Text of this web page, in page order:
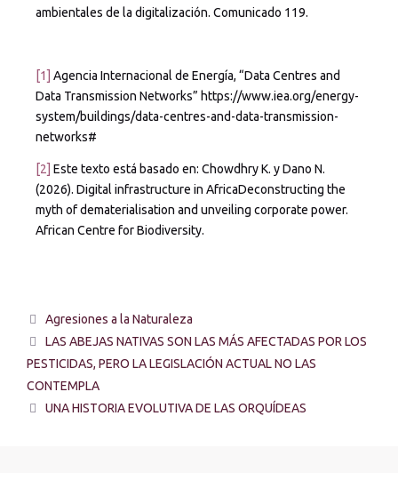
ambientales de la digitalización. Comunicado 119.
[1] Agencia Internacional de Energía, “Data Centres and
Data Transmission Networks” https://www.iea.org/energy-
system/buildings/data-centres-and-data-transmission-
networks#
[2] Este texto está basado en: Chowdhry K. y Dano N.
(2026). Digital infrastructure in AfricaDeconstructing the
myth of dematerialisation and unveiling corporate power.
African Centre for Biodiversity.
Agresiones a la Naturaleza
LAS ABEJAS NATIVAS SON LAS MÁS AFECTADAS POR LOS
PESTICIDAS, PERO LA LEGISLACIÓN ACTUAL NO LAS
CONTEMPLA
UNA HISTORIA EVOLUTIVA DE LAS ORQUÍDEAS